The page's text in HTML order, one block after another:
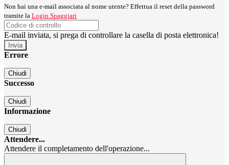
Non hai una e-mail associata al nome utente? Effettua il reset della password
tramite la Login Spaggiari
E-mail inviata, si prega di controllare la casella di posta elettronica!
Errore
Chiudi
Successo
Chiudi
Informazione
Chiudi
Attendere...
Attendere il completamento dell'operazione...